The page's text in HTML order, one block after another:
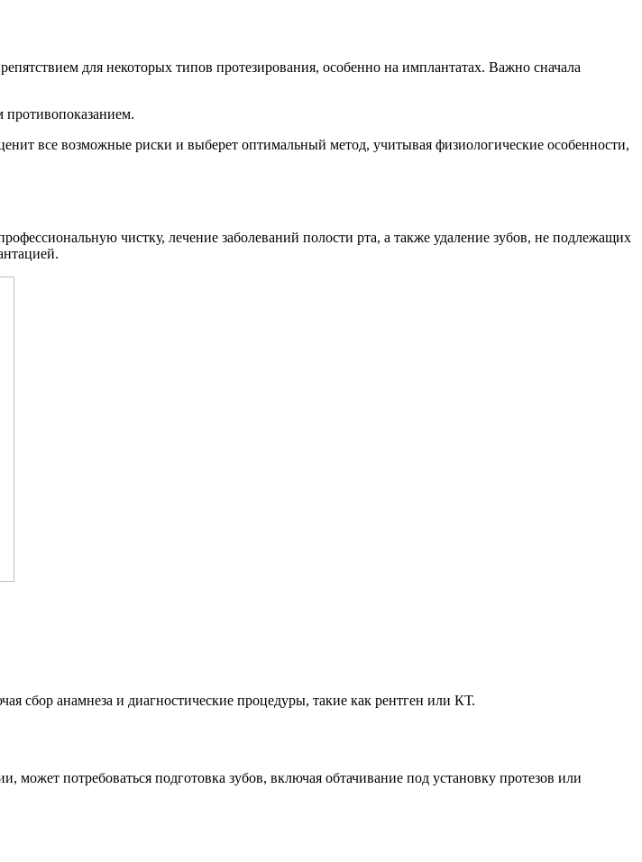
для некоторых типов протезирования, особенно на имплантатах. Важно сначала
все возможные риски и выберет оптимальный метод, учитывая физиологические особенности,
чистку, лечение заболеваний полости рта, а также удаление зубов, не подлежащих
сбор анамнеза и диагностические процедуры, такие как рентген или КТ.
потребоваться подготовка зубов, включая обтачивание под установку протезов или